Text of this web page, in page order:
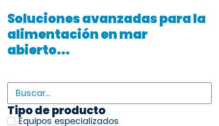
Soluciones avanzadas para la
alimentación en mar
abierto...
Tipo de producto
Equipos especializados